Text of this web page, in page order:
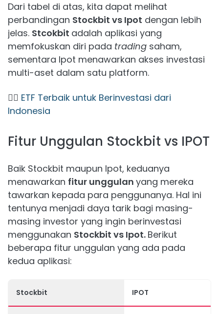
Dari tabel di atas, kita dapat melihat
perbandingan Stockbit vs Ipot dengan lebih
jelas. Stcokbit adalah aplikasi yang
memfokuskan diri pada trading saham,
sementara Ipot menawarkan akses investasi
multi-aset dalam satu platform.
👉🏻 ETF Terbaik untuk Berinvestasi dari
Indonesia
Fitur Unggulan Stockbit vs IPOT
Baik Stockbit maupun Ipot, keduanya
menawarkan fitur unggulan yang mereka
tawarkan kepada para penggunanya. Hal ini
tentunya menjadi daya tarik bagi masing-
masing investor yang ingin berinvestasi
menggunakan Stockbit vs Ipot. Berikut
beberapa fitur unggulan yang ada pada
kedua aplikasi:
Stockbit IPOT